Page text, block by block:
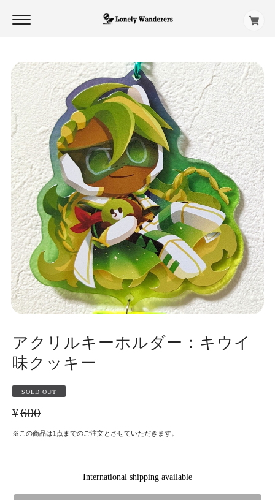
アクリルキーホルダー：キウイ
味クッキー
SOLD OUT
¥600
※この商品は1点までのご注文とさせていただきます。
International shipping available